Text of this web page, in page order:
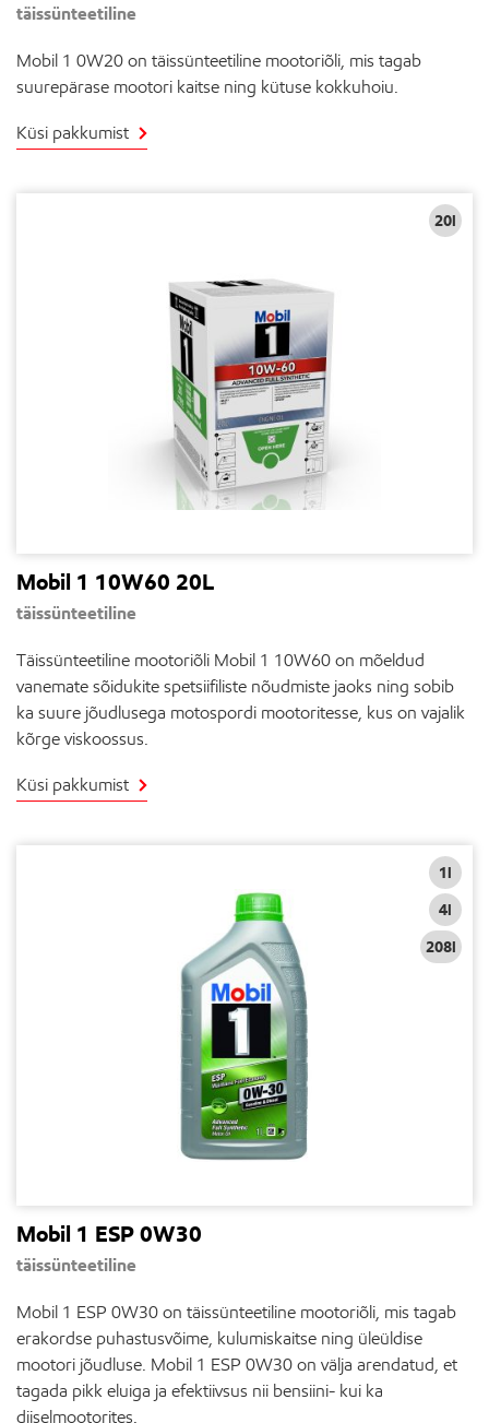
täissünteetiline
Mobil 1 0W20 on täissünteetiline mootoriõli, mis tagab
suurepärase mootori kaitse ning kütuse kokkuhoiu.
Küsi pakkumist
20l
Mobil 1 10W60 20L
täissünteetiline
Täissünteetiline mootoriõli Mobil 1 10W60 on mõeldud
vanemate sõidukite spetsiifiliste nõudmiste jaoks ning sobib
ka suure jõudlusega motospordi mootoritesse, kus on vajalik
kõrge viskoossus.
Küsi pakkumist
1l
4l
208l
Mobil 1 ESP 0W30
täissünteetiline
Mobil 1 ESP 0W30 on täissünteetiline mootoriõli, mis tagab
erakordse puhastusvõime, kulumiskaitse ning üleüldise
mootori jõudluse. Mobil 1 ESP 0W30 on välja arendatud, et
tagada pikk eluiga ja efektiivsus nii bensiini- kui ka
diiselmootorites.